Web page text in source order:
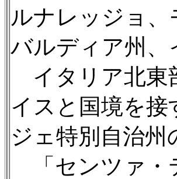
ルナレッジョ
バルディア州、
イタリア北東
イスと国境を
ジェ特別自治州
「センツァ・